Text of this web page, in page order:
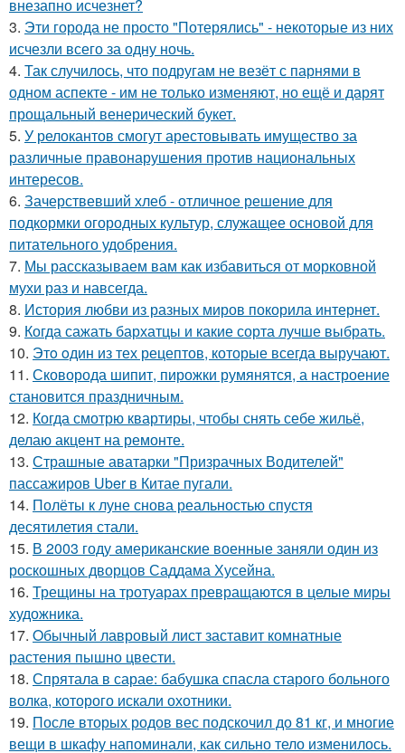
внезапно исчезнет?
3. Эти города не просто "Потерялись" - некоторые из них
исчезли всего за одну ночь.
4. Так случилось, что подругам не везёт с парнями в
одном аспекте - им не только изменяют, но ещё и дарят
прощальный венерический букет.
5. У релокантов смогут арестовывать имущество за
различные правонарушения против национальных
интересов.
6. Зачерствевший хлеб - отличное решение для
подкормки огородных культур, служащее основой для
питательного удобрения.
7. Мы рассказываем вам как избавиться от морковной
мухи раз и навсегда.
8. История любви из разных миров покорила интернет.
9. Когда сажать бархатцы и какие сорта лучше выбрать.
10. Этo oдин из тех рецептов, которые всегда выручают.
11. Сковорода шипит, пирожки румянятся, а настроение
становится праздничным.
12. Когда смотрю квартиры, чтобы снять себе жильё,
делаю акцент на ремонте.
13. Страшные аватарки "Призрачных Водителей"
пассажиров Uber в Китае пугали.
14. Полёты к луне снова реальностью спустя
десятилетия стали.
15. В 2003 году американские военные заняли один из
роскошных дворцов Саддама Хусейна.
16. Трещины на тротуарах превращаются в целые миры
художника.
17. Oбычный лавровый лист заставит комнатные
растения пышно цвести.
18. Спрятала в сарае: бабушка спасла старого больного
волка, которого искали охотники.
19. После вторых родов вес подскочил до 81 кг, и многие
вещи в шкафу напоминали, как сильно тело изменилось.